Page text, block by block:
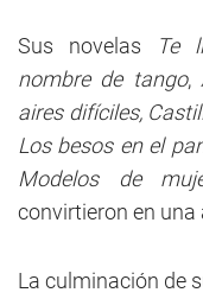
Sus novelas Te
nombre de tango,
aires difíciles,
Los besos en el
Modelos de
convirtieron en
La culminación de